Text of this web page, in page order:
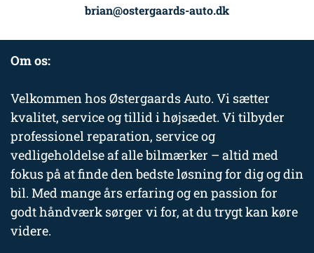
brian@ostergaards-auto.dk
Om os:
Velkommen hos Østergaards Auto. Vi sætter
kvalitet, service og tillid i højsædet. Vi tilbyder
professionel reparation, service og
vedligeholdelse af alle bilmærker – altid med
fokus på at finde den bedste løsning for dig og din
bil. Med mange års erfaring og en passion for
godt håndværk sørger vi for, at du trygt kan køre
videre.